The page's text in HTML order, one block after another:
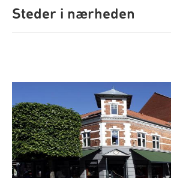
Steder i nærheden